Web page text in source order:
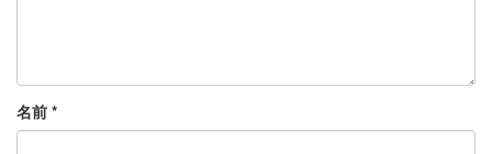
名前 *